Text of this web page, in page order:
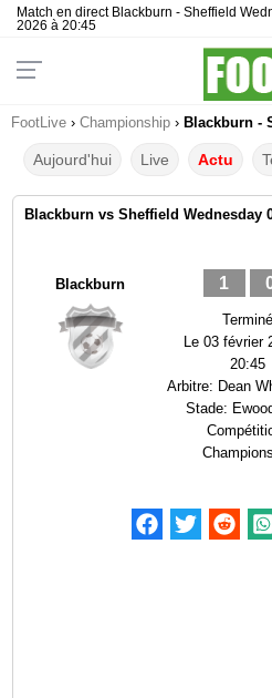
Match en direct Blackburn - Sheffield
2026 à 20:45
FootLive › Championship › Blackburn -
Aujourd'hui Live Actu
Blackburn vs Sheffield Wednesday
Blackburn 1
Terminé
Le03 février
20:45
Arbitre: Dean
Stade: